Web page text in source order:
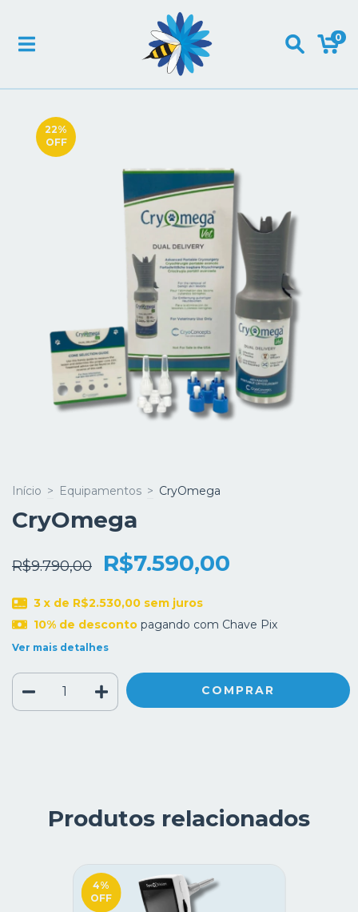
0
22%
OFF
Início > Equipamentos > CryOmega
CryOmega
R$9.790,00 R$7.590,00
3 x de R$2.530,00 sem juros
10% de descontopagando com Chave Pix
Ver mais detalhes
Produtos relacionados
4%
OFF